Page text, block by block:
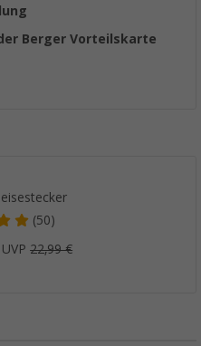
Berger Vorteilskarte
(50)
UVP22,99 €